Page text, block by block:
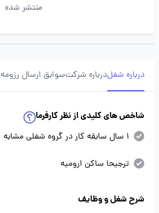
منتشر شده
درباره شغلدرباره شرکتسوابق ارسال رزومه
شاخص های کلیدی از نظر کارفرما
1 سال سابقه کار در گروه شغلی مشابه
ترجیحا ساکن ارومیه
شرح شغل و وظایف